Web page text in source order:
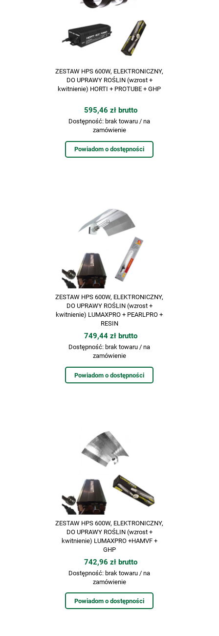
ZESTAW HPS 600W, ELEKTRONICZNY,
DO UPRAWY ROŚLIN (wzrost +
kwitnienie) HORTI + PROTUBE + GHP
595,46 zł brutto
Dostępność: brak towaru / na
zamówienie
Powiadom o dostępności
ZESTAW HPS 600W, ELEKTRONICZNY,
DO UPRAWY ROŚLIN (wzrost +
kwitnienie) LUMAXPRO + PEARLPRO +
RESIN
749,44 zł brutto
Dostępność: brak towaru / na
zamówienie
Powiadom o dostępności
ZESTAW HPS 600W, ELEKTRONICZNY,
DO UPRAWY ROŚLIN (wzrost +
kwitnienie) LUMAXPRO +HAMVF +
GHP
742,96 zł brutto
Dostępność: brak towaru / na
zamówienie
Powiadom o dostępności